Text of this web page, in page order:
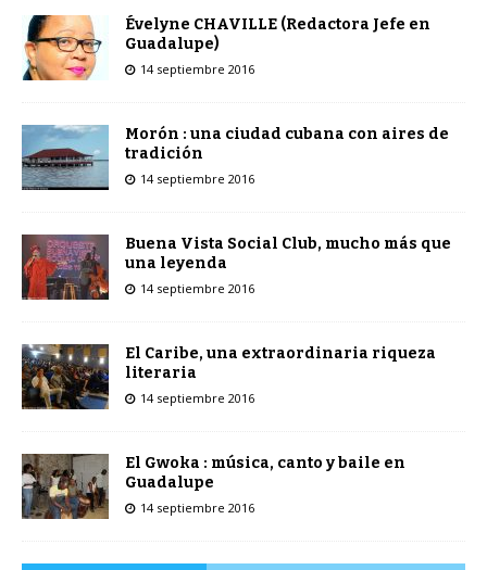
Évelyne CHAVILLE (Redactora Jefe en
Guadalupe)
14 septiembre 2016
Morón : una ciudad cubana con aires de
tradición
14 septiembre 2016
Buena Vista Social Club, mucho más que
una leyenda
14 septiembre 2016
El Caribe, una extraordinaria riqueza
literaria
14 septiembre 2016
El Gwoka : música, canto y baile en
Guadalupe
14 septiembre 2016